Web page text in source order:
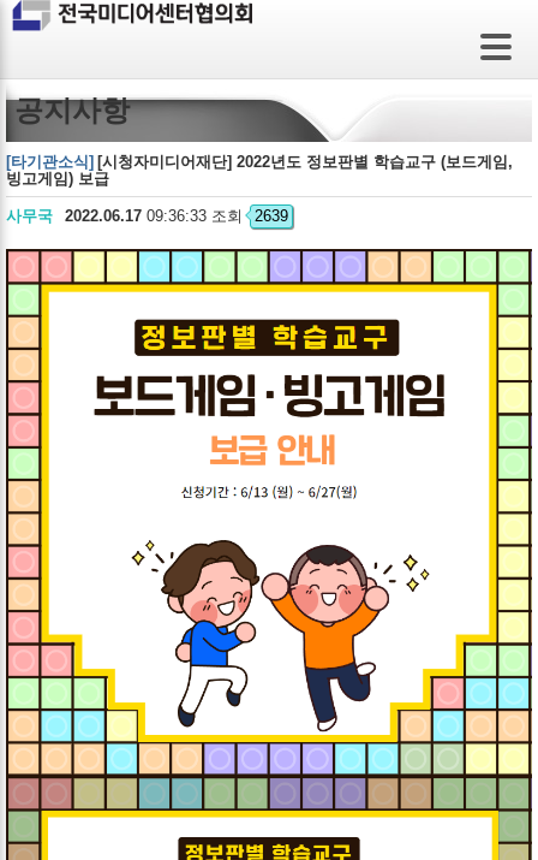
공지사항
[타기관소식] [시청자미디어재단] 2022년도 정보판별 학습교구 (보드게임,
빙고게임) 보급
사무국 2022.06.17 09:36:33 조회 2639